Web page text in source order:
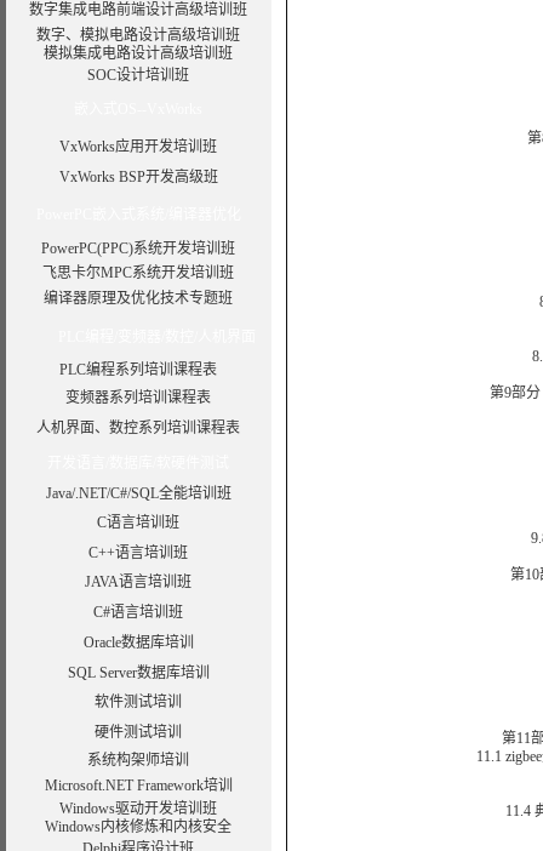
数字集成电路前端设计高级培训班
数字、模拟电路设计高级培训班
模拟集成电路设计高级培训班
SOC设计培训班
VxWorks应用开发培训班
VxWorks BSP开发高级班
PowerPC(PPC)系统开发培训班
飞思卡尔MPC系统开发培训班
编译器原理及优化技术专题班
PLC编程系列培训课程表
变频器系列培训课程表
人机界面、数控系列培训课程表
Java/.NET/C#/SQL全能培训班
C语言培训班
C++语言培训班
JAVA语言培训班
C#语言培训班
Oracle数据库培训
SQL Server数据库培训
软件测试培训
硬件测试培训
系统构架师培训
Microsoft.NET Framework培训
Windows驱动开发培训班
Windows内核修炼和内核安全
第9部分
第10
第11
11.1
11.4